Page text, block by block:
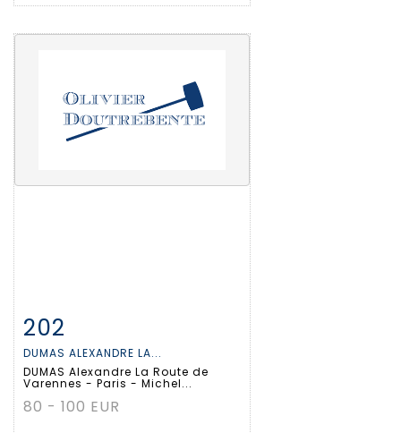
Fiche détaillée
202
DUMAS ALEXANDRE LA...
DUMAS Alexandre La Route de
Varennes - Paris - Michel...
80 - 100 EUR